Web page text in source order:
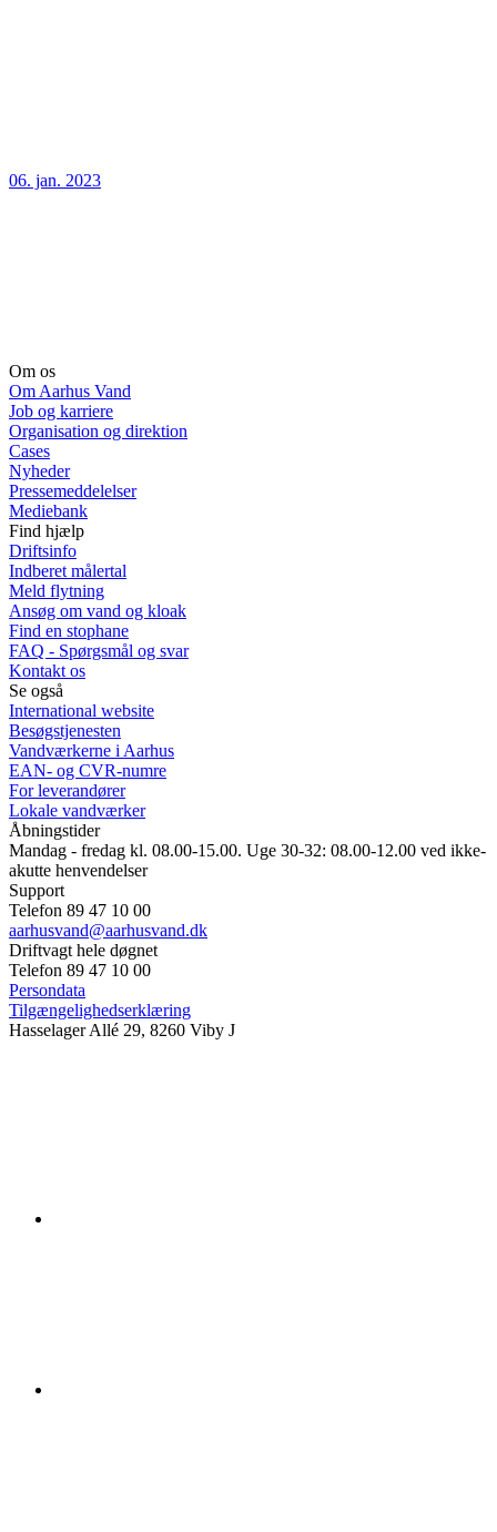
06. jan. 2023
Om os
Om Aarhus Vand
Job og karriere
Organisation og direktion
Cases
Nyheder
Pressemeddelelser
Mediebank
Find hjælp
Driftsinfo
Indberet målertal
Meld flytning
Ansøg om vand og kloak
Find en stophane
FAQ - Spørgsmål og svar
Kontakt os
Se også
International website
Besøgstjenesten
Vandværkerne i Aarhus
EAN- og CVR-numre
For leverandører
Lokale vandværker
Åbningstider
Mandag - fredag kl. 08.00-15.00. Uge 30-32: 08.00-12.00 ved ikke-
akutte henvendelser
Support
Telefon 89 47 10 00
aarhusvand@aarhusvand.dk
Driftvagt hele døgnet
Telefon 89 47 10 00
Persondata
Tilgængelighedserklæring
Hasselager Allé 29, 8260 Viby J